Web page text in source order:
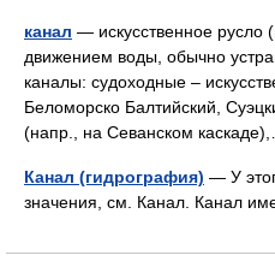
канал — искусственное русло
движением воды, обычно
каналы: судоходные –
Беломорско Балтийский,
(напр., на Севанском
Канал (гидрография) — У
значения, см. Канал. Канал